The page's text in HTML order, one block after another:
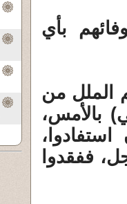
بأي
الملل من
بالأمس،
ففقدوا